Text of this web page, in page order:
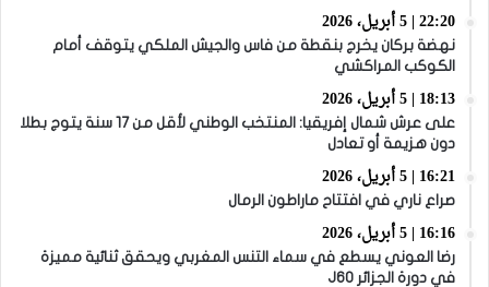
22:20 | 5 أبريل، 2026
نهضة بركان يخرج بنقطة من فاس والجيش الملكي يتوقف أمام
الكوكب المراكشي
18:13 | 5 أبريل، 2026
على عرش شمال إفريقيا: المنتخب الوطني لأقل من 17 سنة يتوج بطلا
دون هزيمة أو تعادل
16:21 | 5 أبريل، 2026
صراع ناري في افتتاح ماراطون الرمال
16:16 | 5 أبريل، 2026
رضا العوني يسطع في سماء التنس المغربي ويحقق ثنائية مميزة
في دورة الجزائر J60